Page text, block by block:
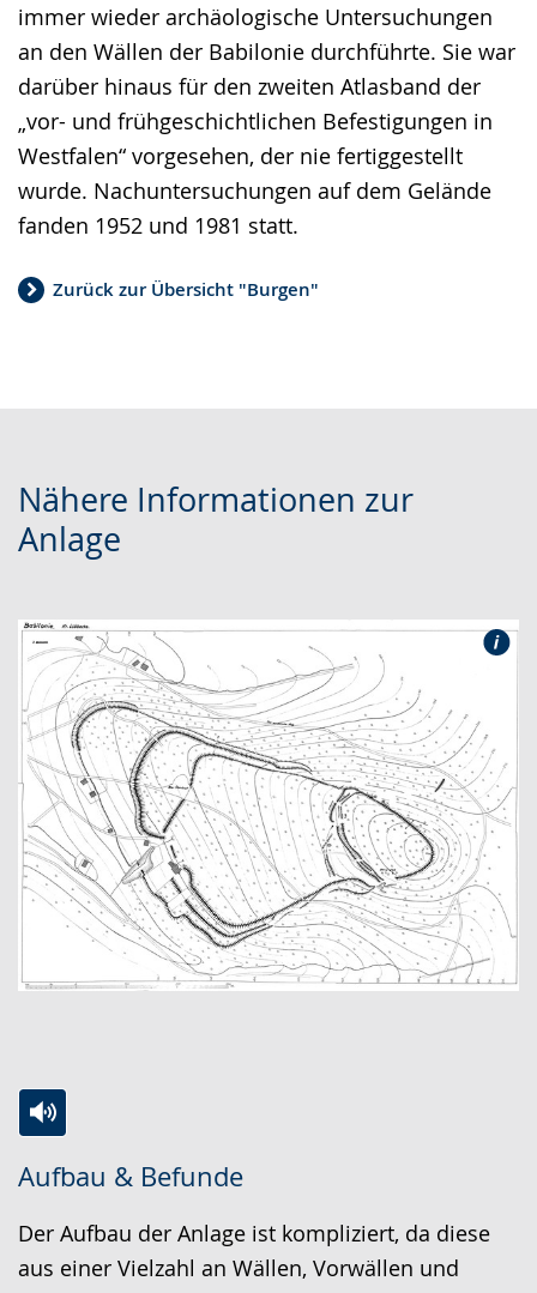
immer wieder archäologische Untersuchungen
an den Wällen der Babilonie durchführte. Sie war
darüber hinaus für den zweiten Atlasband der
„vor- und frühgeschichtlichen Befestigungen in
Westfalen“ vorgesehen, der nie fertiggestellt
wurde. Nachuntersuchungen auf dem Gelände
fanden 1952 und 1981 statt.
Zurück zur Übersicht "Burgen"
Nähere Informationen zur
Anlage
Aufbau & Befunde
Leichten
Sprache
wechseln.
Audio-
Unterstützung.
Video
in
Deutscher
Der Aufbau der Anlage ist kompliziert, da diese
aus einer Vielzahl an Wällen, Vorwällen und